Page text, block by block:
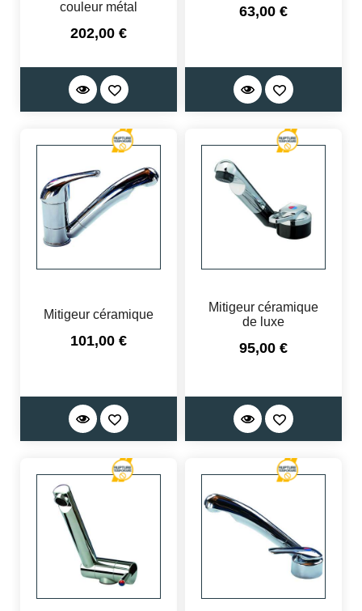
couleur métal
Prix
202,00 €
Prix
63,00 €
Mitigeur céramique
Prix
101,00 €
Mitigeur céramique
de luxe
Prix
95,00 €